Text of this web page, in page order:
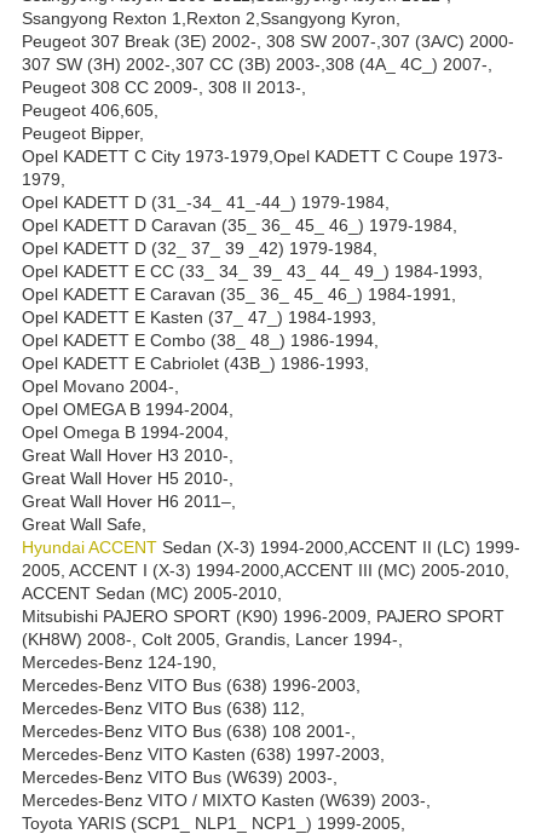
Ssangyong Rexton 1,Rexton 2,Ssangyong Kyron,
Peugeot 307 Break (3E) 2002-, 308 SW 2007-,307 (3A/C) 2000-
307 SW (3H) 2002-,307 CC (3B) 2003-,308 (4A_ 4C_) 2007-,
Peugeot 308 CC 2009-, 308 II 2013-,
Peugeot 406,605,
Peugeot Bipper,
Opel KADETT C City 1973-1979,Opel KADETT C Coupe 1973-
1979,
Opel KADETT D (31_-34_ 41_-44_) 1979-1984,
Opel KADETT D Caravan (35_ 36_ 45_ 46_) 1979-1984,
Opel KADETT D (32_ 37_ 39 _42) 1979-1984,
Opel KADETT E CC (33_ 34_ 39_ 43_ 44_ 49_) 1984-1993,
Opel KADETT E Caravan (35_ 36_ 45_ 46_) 1984-1991,
Opel KADETT E Kasten (37_ 47_) 1984-1993,
Opel KADETT E Combo (38_ 48_) 1986-1994,
Opel KADETT E Cabriolet (43B_) 1986-1993,
Opel Movano 2004-,
Opel OMEGA B 1994-2004,
Opel Omega B 1994-2004,
Great Wall Hover H3 2010-,
Great Wall Hover H5 2010-,
Great Wall Hover H6 2011–,
Great Wall Safe,
HyundaiACCENT Sedan (X-3) 1994-2000,ACCENT II (LC) 1999-
2005, ACCENT I (X-3) 1994-2000,ACCENT III (MC) 2005-2010,
ACCENT Sedan (MC) 2005-2010,
Mitsubishi PAJERO SPORT (K90) 1996-2009, PAJERO SPORT
(KH8W) 2008-, Colt 2005, Grandis, Lancer 1994-,
Mercedes-Benz 124-190,
Mercedes-Benz VITO Bus (638) 1996-2003,
Mercedes-Benz VITO Bus (638) 112,
Mercedes-Benz VITO Bus (638) 108 2001-,
Mercedes-Benz VITO Kasten (638) 1997-2003,
Mercedes-Benz VITO Bus (W639) 2003-,
Mercedes-Benz VITO / MIXTO Kasten (W639) 2003-,
Toyota YARIS (SCP1_ NLP1_ NCP1_) 1999-2005,